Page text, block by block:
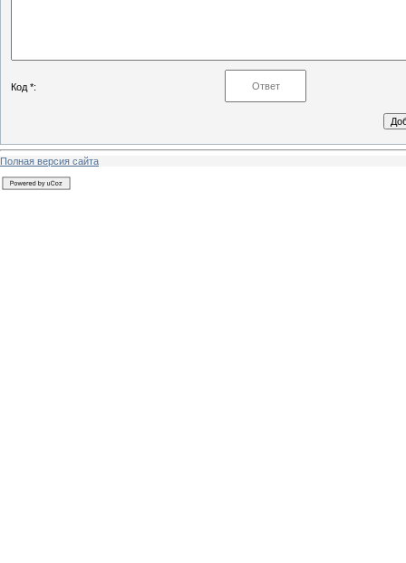
Код *:
Полная версия сайта